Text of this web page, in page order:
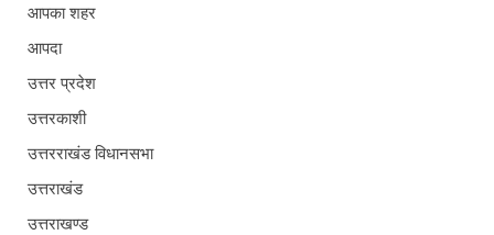
आपका शहर
आपदा
उत्तर प्रदेश
उत्तरकाशी
उत्तरराखंड विधानसभा
उत्तराखंड
उत्तराखण्ड